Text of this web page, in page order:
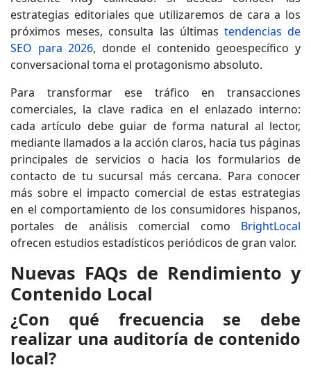
estrategias editoriales que utilizaremos de cara a los
próximos meses, consulta las últimas tendencias de
SEO para 2026, donde el contenido geoespecífico y
conversacional toma el protagonismo absoluto.
Para transformar ese tráfico en transacciones
comerciales, la clave radica en el enlazado interno:
cada artículo debe guiar de forma natural al lector,
mediante llamados a la acción claros, hacia tus páginas
principales de servicios o hacia los formularios de
contacto de tu sucursal más cercana. Para conocer
más sobre el impacto comercial de estas estrategias
en el comportamiento de los consumidores hispanos,
portales de análisis comercial como
BrightLocal
ofrecen estudios estadísticos periódicos de gran valor.
Nuevas FAQs de Rendimiento y
Contenido Local
¿Con qué frecuencia se debe
realizar una auditoría de contenido
local?